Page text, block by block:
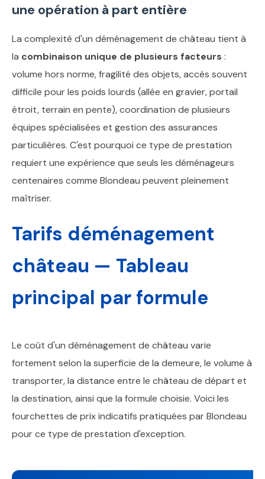
une opération à part entière
La complexité d'un déménagement de château tient à
la combinaison unique de plusieurs facteurs :
volume hors norme, fragilité des objets, accès souvent
difficile pour les poids lourds (allée en gravier, portail
étroit, terrain en pente), coordination de plusieurs
équipes spécialisées et gestion des assurances
particulières. C'est pourquoi ce type de prestation
requiert une expérience que seuls les déménageurs
centenaires comme Blondeau peuvent pleinement
maîtriser.
Tarifs déménagement
château — Tableau
principal par formule
Le coût d'un déménagement de château varie
fortement selon la superficie de la demeure, le volume à
transporter, la distance entre le château de départ et
la destination, ainsi que la formule choisie. Voici les
fourchettes de prix indicatifs pratiquées par Blondeau
pour ce type de prestation d'exception.